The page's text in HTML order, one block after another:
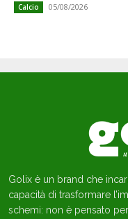
Calcio 05/08/2026
Golix è un brand che
capacità di trasformare
schemi: non è pensato